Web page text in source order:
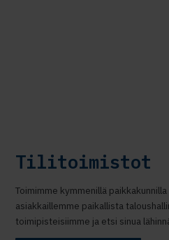
Tilitoimistot
Toimimme kymmenillä
asiakkaillemme paikallista
toimipisteisiimme ja etsi sinua